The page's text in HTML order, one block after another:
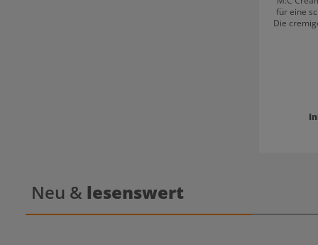
für eine
Die
Neu & lesenswert